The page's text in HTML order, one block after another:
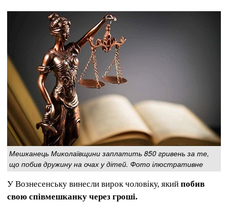
Мешканець Миколаївщини заплатить 850 гривень за те,
що побив дружину на очах у дітей. Фото ілюстративне
У Вознесенську винесли вирок чоловіку, який побив
свою співмешканку через гроші.